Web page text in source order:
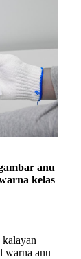
anu
kelas
warna anu